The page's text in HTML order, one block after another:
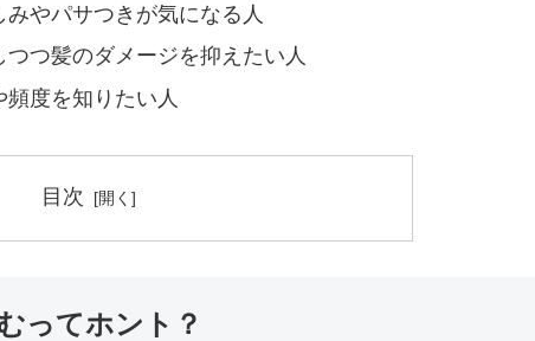
やパサつきが気になる人
つ髪のダメージを抑えたい人
度を知りたい人
目次
ってホント？